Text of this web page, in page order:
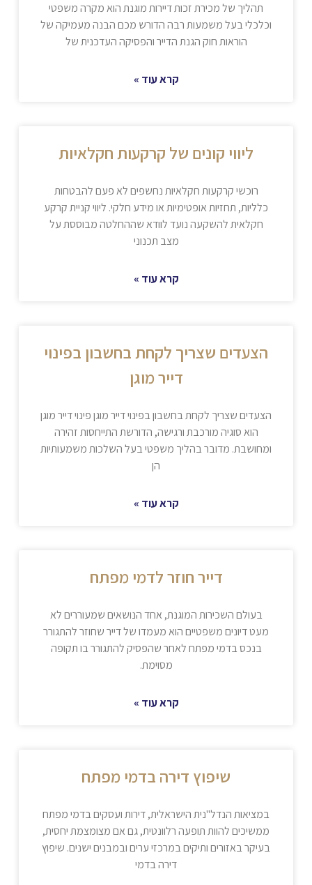
תהליך של מכירת זכות דיירות מוגנת הוא מקרה משפטי
וכלכלי בעל משמעות רבה הדורש מכם הבנה מעמיקה של
הוראות חוק הגנת הדייר והפסיקה העדכנית של
קרא עוד »
ליווי קונים של קרקעות חקלאיות
רוכשי קרקעות חקלאיות נחשפים לא פעם להבטחות
כלליות, תחזיות אופטימיות או מידע חלקי. ליווי קניית קרקע
חקלאית להשקעה נועד לוודא שההחלטה מבוססת על
מצב תכנוני
קרא עוד »
הצעדים שצריך לקחת בחשבון בפינוי
דייר מוגן
הצעדים שצריך לקחת בחשבון בפינוי דייר מוגן פינוי דייר מוגן
הוא סוגיה מורכבת ורגישה, הדורשת התייחסות זהירה
ומחושבת. מדובר בהליך משפטי בעל השלכות משמעותיות
הן
קרא עוד »
דייר חוזר לדמי מפתח
בעולם השכירות המוגנת, אחד הנושאים שמעוררים לא
מעט דיונים משפטיים הוא מעמדו של דייר שחוזר להתגורר
בנכס בדמי מפתח לאחר שהפסיק להתגורר בו תקופה
מסוימת.
קרא עוד »
שיפוץ דירה בדמי מפתח
במציאות הנדל"נית הישראלית, דירות ועסקים בדמי מפתח
ממשיכים להוות תופעה רלוונטית, גם אם מצומצמת יחסית,
בעיקר באזורים ותיקים במרכזי ערים ובמבנים ישנים. שיפוץ
דירה בדמי